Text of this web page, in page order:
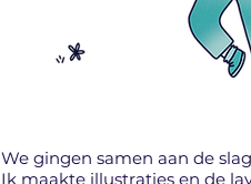
We gingen samen aan de
Ik maakte illustraties en de